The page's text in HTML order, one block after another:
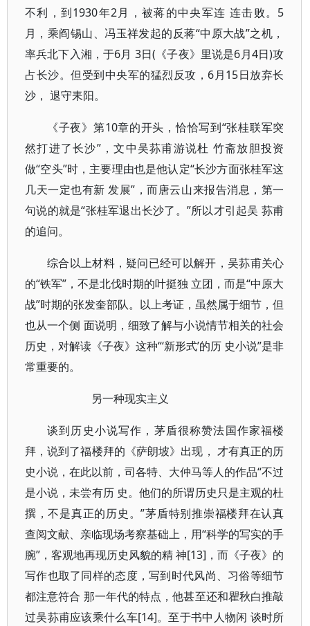
不利，到1930年2月，被蒋的中央军连 连击败。5
月，乘阎锡山、冯玉祥发起的反蒋“中原大战”之机，
率兵北下入湘，于6月 3日(《子夜》里说是6月4日)攻
占长沙。但受到中央军的猛烈反攻，6月15日放弃长
沙， 退守耒阳。
《子夜》第10章的开头，恰恰写到“张桂联军突
然打进了长沙”，文中吴荪甫游说杜 竹斋放胆投资
做“空头”时，主要理由也是他认定“长沙方面张桂军这
几天一定也有新 发展”，而唐云山来报告消息，第一
句说的就是“张桂军退出长沙了。”所以才引起吴 荪甫
的追问。
综合以上材料，疑问已经可以解开，吴荪甫关心
的“铁军”，不是北伐时期的叶挺独 立团，而是“中原大
战”时期的张发奎部队。以上考证，虽然属于细节，但
也从一个侧 面说明，细致了解与小说情节相关的社会
历史，对解读《子夜》这种“‘新形式’的历 史小说”是非
常重要的。
另一种现实主义
谈到历史小说写作，茅盾很称赞法国作家福楼
拜，说到了福楼拜的《萨朗坡》出现， 才有真正的历
史小说，在此以前，司各特、大仲马等人的作品“不过
是小说，未尝有历 史。他们的所谓历史只是主观的杜
撰，不是真正的历史。”茅盾特别推崇福楼拜在认真
查阅文献、亲临现场考察基础上，用“科学的写实的手
腕”，客观地再现历史风貌的精 神[13]，而《子夜》的
写作也取了同样的态度，写到时代风尚、习俗等细节
都注意符合 那一年代的特点，他甚至还和瞿秋白推敲
过吴荪甫应该乘什么车[14]。至于书中人物闲 谈时所